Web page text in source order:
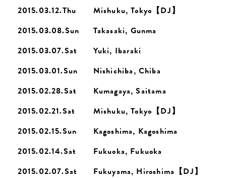
2015.03.12.Thu
Mishuku, Tokyo【DJ】
2015.03.08.Sun
Takasaki, Gunma
2015.03.07.Sat
Yuki, Ibaraki
2015.03.01.Sun
Nishichiba, Chiba
2015.02.28.Sat
Kumagaya, Saitama
2015.02.21.Sat
Mishuku, Tokyo【DJ】
2015.02.15.Sun
Kagoshima, Kagoshima
2015.02.14.Sat
Fukuoka, Fukuoka
2015.02.07.Sat
Fukuyama, Hiroshima【DJ】